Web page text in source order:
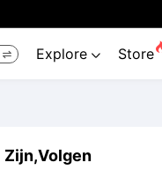
 Explore  Store
Zijn,Volgen